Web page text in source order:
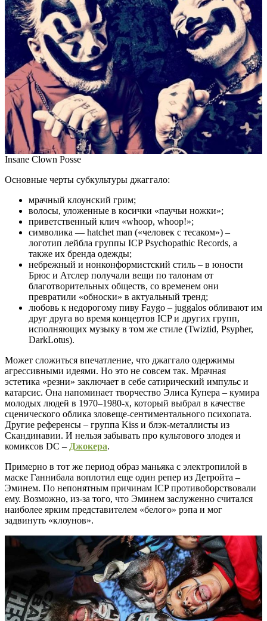
Insane Clown Posse
Основные черты субкультуры джаггало:
мрачный клоунский грим;
волосы, уложенные в косички «паучьи ножки»;
приветственный клич «whoop, whoop!»;
символика — hatchet man («человек с тесаком») –
логотип лейбла группы ICP Psychopathic Records, а
также их бренда одежды;
небрежный и нонконформистский стиль – в юности
Брюс и Атслер получали вещи по талонам от
благотворительных обществ, со временем они
превратили «обноски» в актуальный тренд;
любовь к недорогому пиву Faygo – juggalos обливают им
друг друга во время концертов ICP и других групп,
исполняющих музыку в том же стиле (Twiztid, Psypher,
DarkLotus).
Может сложиться впечатление, что джаггало одержимы
агрессивными идеями. Но это не совсем так. Мрачная
эстетика «резни» заключает в себе сатирический импульс и
катарсис. Она напоминает творчество Элиса Купера – кумира
молодых людей в 1970–1980-х, который выбрал в качестве
сценического облика зловеще-сентиментального психопата.
Другие референсы – группа Kiss и блэк-металлисты из
Скандинавии. И нельзя забывать про культового злодея и
комиксов DC – Джокера.
Примерно в тот же период образ маньяка с электропилой в
маске Ганнибала воплотил еще один репер из Детройта –
Эминем. По непонятным причинам ICP противоборствовали
ему. Возможно, из-за того, что Эминем заслуженно считался
наиболее ярким представителем «белого» рэпа и мог
задвинуть «клоунов».